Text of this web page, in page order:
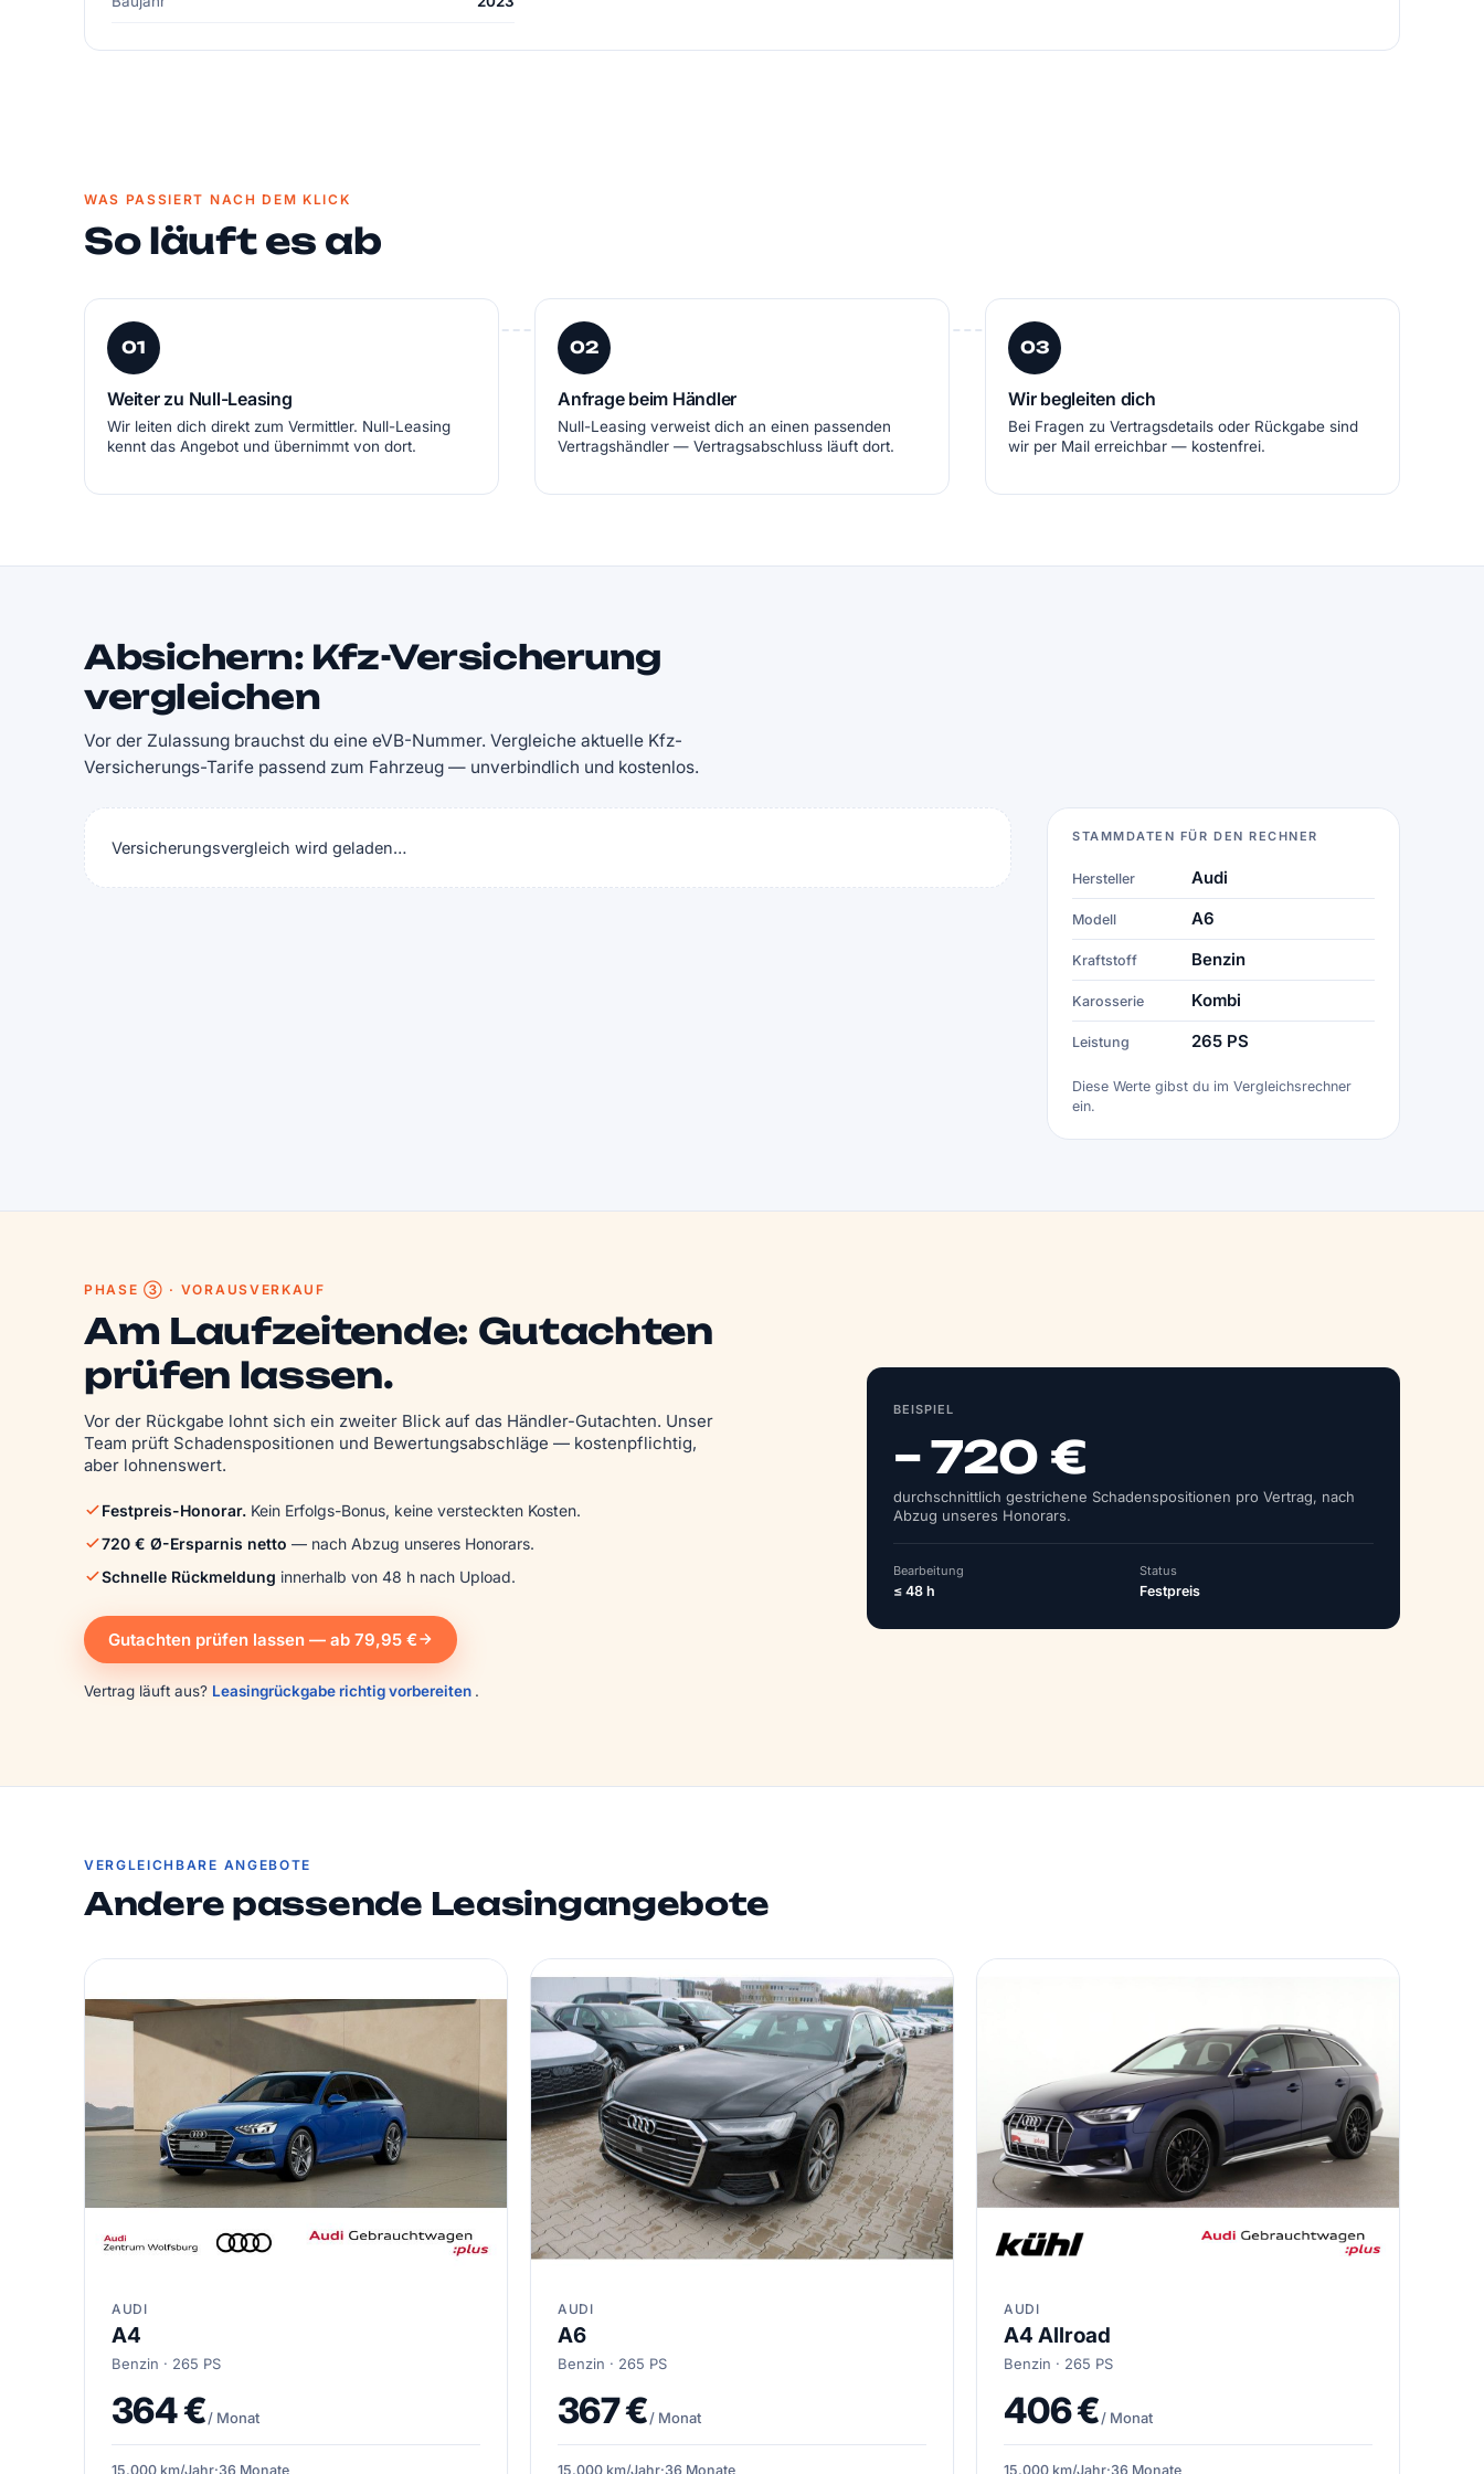
WAS PASSIERT NACH DEM KLICK
So läuft es ab
01
Weiter zu Null-Leasing
Wir leiten dich direkt zum Vermittler. Null-Leasing
kennt das Angebot und übernimmt von dort.
02
Anfrage beim Händler
Null-Leasing verweist dich an einen passenden
Vertragshändler — Vertragsabschluss läuft dort.
03
Wir begleiten dich
Bei Fragen zu Vertragsdetails oder Rückgabe sind
wir per Mail erreichbar — kostenfrei.
Absichern: Kfz-Versicherung
vergleichen
Vor der Zulassung brauchst du eine eVB-Nummer. Vergleiche aktuelle Kfz-
Versicherungs-Tarife passend zum Fahrzeug — unverbindlich und kostenlos.
Versicherungsvergleich wird geladen…
STAMMDATEN FÜR DEN RECHNER
Hersteller Audi
Modell A6
Kraftstoff Benzin
Karosserie Kombi
Leistung 265 PS
Diese Werte gibst du im Vergleichsrechner
ein.
PHASE ③ · VORAUSVERKAUF
Am Laufzeitende: Gutachten
prüfen lassen.
Vor der Rückgabe lohnt sich ein zweiter Blick auf das Händler-Gutachten. Unser
Team prüft Schadens­positionen und Bewertungs­abschläge — kostenpflichtig,
aber lohnenswert.
Festpreis-Honorar. Kein Erfolgs-Bonus, keine versteckten Kosten.
720 € Ø-Ersparnis netto — nach Abzug unseres Honorars.
Schnelle Rückmeldung innerhalb von 48 h nach Upload.
Gutachten prüfen lassen — ab 79,95 €
Vertrag läuft aus? Leasingrückgabe richtig vorbereiten .
BEISPIEL
– 720 €
durchschnittlich gestrichene Schadens­positionen pro Vertrag, nach
Abzug unseres Honorars.
Bearbeitung
≤ 48 h
Status
Festpreis
VERGLEICHBARE ANGEBOTE
Andere passende Leasingangebote
AUDI
A4
Benzin · 265 PS
364 €/ Monat
15.000 km/Jahr·36 Monate
AUDI
A6
Benzin · 265 PS
367 €/ Monat
15.000 km/Jahr·36 Monate
AUDI
A4 Allroad
Benzin · 265 PS
406 €/ Monat
15.000 km/Jahr·36 Monate